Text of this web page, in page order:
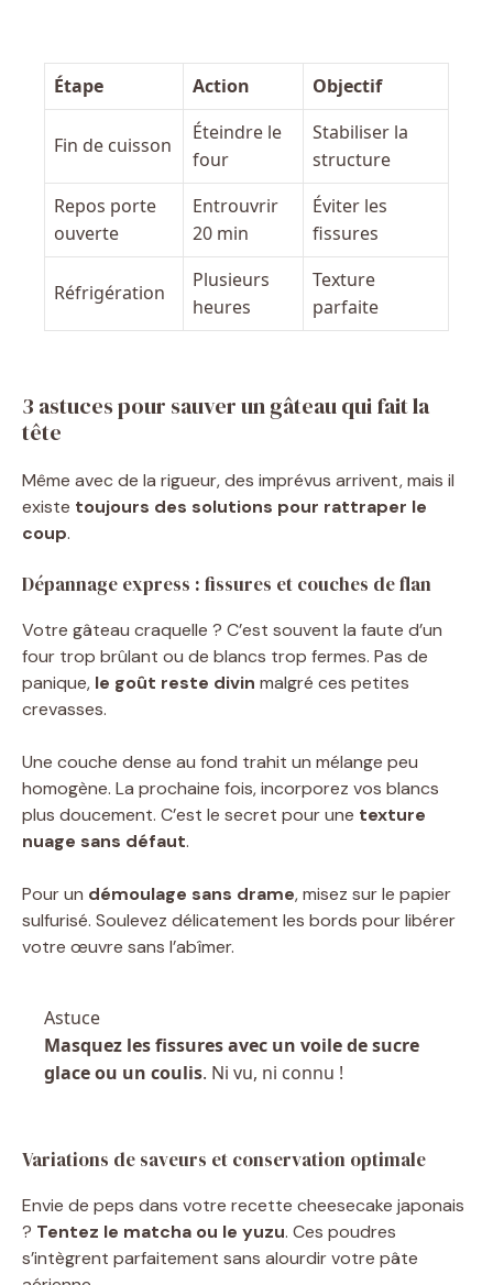
Étape Action Objectif
Fin de cuisson
Éteindre le
four
Stabiliser la
structure
Repos porte
ouverte
Entrouvrir
20 min
Éviter les
fissures
Réfrigération
Plusieurs
heures
Texture
parfaite
3 astuces pour sauver un gâteau qui fait la
tête
Même avec de la rigueur, des imprévus arrivent, mais il
existe toujours des solutions pour rattraper le
coup.
Dépannage express : fissures et couches de flan
Votre gâteau craquelle ? C’est souvent la faute d’un
four trop brûlant ou de blancs trop fermes. Pas de
panique, le goût reste divin malgré ces petites
crevasses.
Une couche dense au fond trahit un mélange peu
homogène. La prochaine fois, incorporez vos blancs
plus doucement. C’est le secret pour une texture
nuage sans défaut.
Pour un démoulage sans drame, misez sur le papier
sulfurisé. Soulevez délicatement les bords pour libérer
votre œuvre sans l’abîmer.
Astuce
Masquez les fissures avec un voile de sucre
glace ou un coulis. Ni vu, ni connu !
Variations de saveurs et conservation optimale
Envie de peps dans votre recette cheesecake japonais
? Tentez le matcha ou le yuzu. Ces poudres
s’intègrent parfaitement sans alourdir votre pâte